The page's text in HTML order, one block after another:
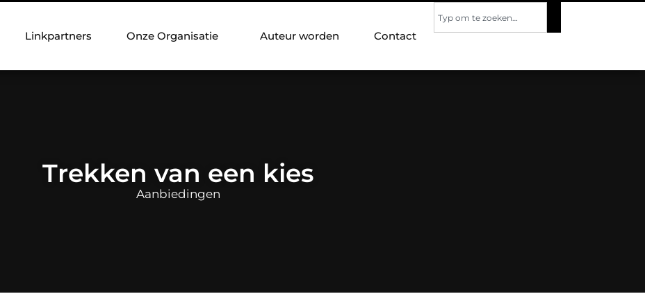
Linkpartners Onze Organisatie Auteur worden Contact
Trekken van een kies
Aanbiedingen